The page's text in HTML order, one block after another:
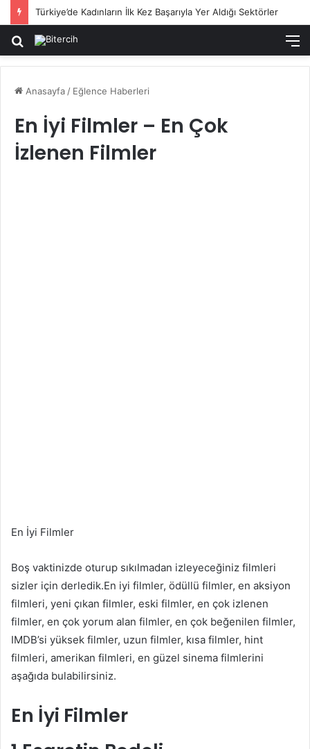
Türkiye’de Kadınların İlk Kez Başarıyla Yer Aldığı Sektörler
Arama
Anasayfa / Eğlence Haberleri
En İyi Filmler – En Çok
İzlenen Filmler
En İyi Filmler
Boş vaktinizde oturup sıkılmadan izleyeceğiniz filmleri
sizler için derledik.En iyi filmler, ödüllü filmler, en aksiyon
filmleri, yeni çıkan filmler, eski filmler, en çok izlenen
filmler, en çok yorum alan filmler, en çok beğenilen filmler,
IMDB’si yüksek filmler, uzun filmler, kısa filmler, hint
filmleri, amerikan filmleri, en güzel sinema filmlerini
aşağıda bulabilirsiniz.
En İyi Filmler